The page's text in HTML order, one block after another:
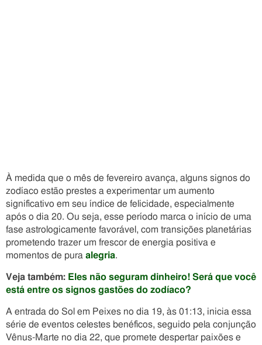
À medida que o mês de fevereiro avança, alguns signos do
zodíaco estão prestes a experimentar um aumento
significativo em seu índice de felicidade, especialmente
após o dia 20. Ou seja, esse período marca o início de uma
fase astrologicamente favorável, com transições planetárias
prometendo trazer um frescor de energia positiva e
momentos de pura alegria.
Veja também: Eles não seguram dinheiro! Será que você
está entre os signos gastões do zodíaco?
A entrada do Sol em Peixes no dia 19, às 01:13, inicia essa
série de eventos celestes benéficos, seguido pela conjunção
Vênus-Marte no dia 22, que promete despertar paixões e